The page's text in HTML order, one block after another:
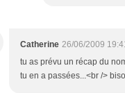
Catherine 26/06/2009
tu as prévu un récap du
tu en a passées...<br />